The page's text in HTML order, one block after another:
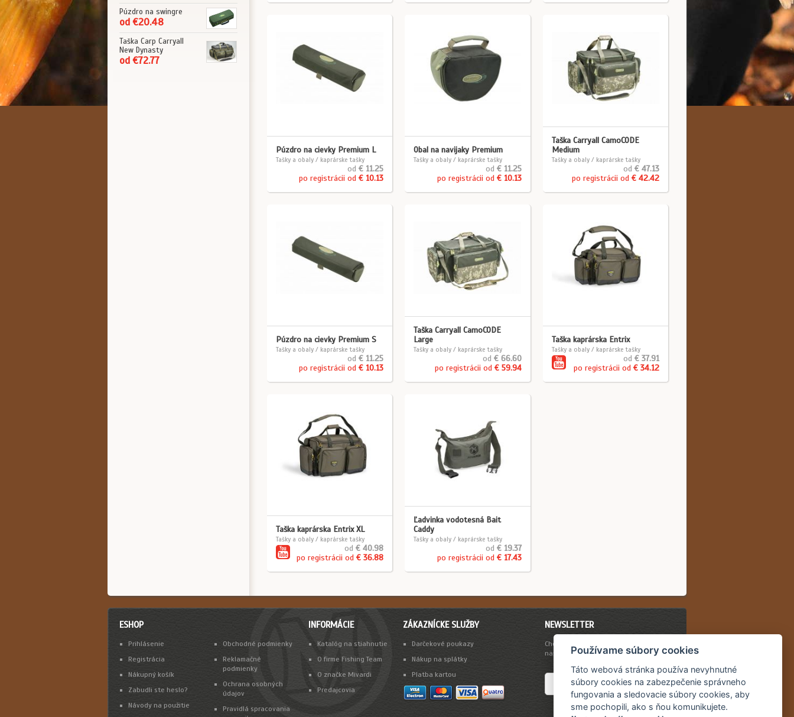
Púzdro na swingre
od €20.48
Taška Carp Carryall
New Dynasty
od €72.77
Púzdro na cievky Premium L
Tašky a obaly / kaprárske tašky
od€ 11.25
po registrácii od€ 10.13
Obal na navijaky Premium
Tašky a obaly / kaprárske tašky
od € 11.25
po registrácii od € 10.13
Taška Carryall CamoCODE
Medium
Tašky a obaly / kaprárske tašky
od € 47.13
po registrácii od € 42.42
Púzdro na cievky Premium S
Tašky a obaly / kaprárske tašky
od€ 11.25
po registrácii od€ 10.13
Taška Carryall CamoCODE
Large
Tašky a obaly / kaprárske tašky
od € 66.60
po registrácii od € 59.94
Taška kaprárska Entrix
Tašky a obaly / kaprárske tašky
od € 37.91
po registrácii od € 34.12
Taška kaprárska Entrix XL
Tašky a obaly / kaprárske tašky
od€ 40.98
po registrácii od€ 36.88
Ľadvinka vodotesná Bait
Caddy
Tašky a obaly / kaprárske tašky
od € 19.37
po registrácii od € 17.43
ESHOP
Prihlásenie
Registrácia
Nákupný košík
Zabudli ste heslo?
Návody na použitie
Obchodné podmienky
Reklamačné
podmienky
Ochrana osobných
údajov
Pravidlá spracovania
INFORMÁCIE
Katalóg na stiahnutie
O firme Fishing Team
O značke Mivardi
Predajcovia
ZÁKAZNÍCKE SLUŽBY
Darčekové poukazy
Nákup na splátky
Platba kartou
NEWSLETTER
Chcete byť vždy včas informovaný o
našich novinkách a akciovej ponuke?
Používame súbory cookies
Táto webová stránka používa nevyhnutné
súbory cookies na zabezpečenie správneho
fungovania a sledovacie súbory cookies, aby
sme pochopili, ako s ňou komunikujete.